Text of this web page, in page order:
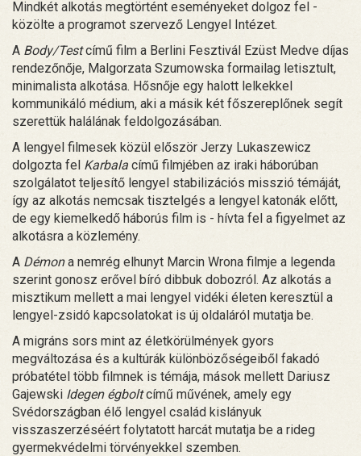
Mindkét alkotás megtörtént eseményeket dolgoz fel -
közölte a programot szervező Lengyel Intézet.
A Body/Testcímű film a Berlini Fesztivál Ezüst Medve díjas
rendezőnője, Malgorzata Szumowska formailag letisztult,
minimalista alkotása. Hősnője egy halott lelkekkel
kommunikáló médium, aki a másik két főszereplőnek segít
szerettük halálának feldolgozásában.
A lengyel filmesek közül először Jerzy Lukaszewicz
dolgozta fel Karbala című filmjében az iraki háborúban
szolgálatot teljesítő lengyel stabilizációs misszió témáját,
így az alkotás nemcsak tisztelgés a lengyel katonák előtt,
de egy kiemelkedő háborús film is - hívta fel a figyelmet az
alkotásra a közlemény.
A Démona nemrég elhunyt Marcin Wrona filmje a legenda
szerint gonosz erővel bíró dibbuk dobozról. Az alkotás a
misztikum mellett a mai lengyel vidéki életen keresztül a
lengyel-zsidó kapcsolatokat is új oldaláról mutatja be.
A migráns sors mint az életkörülmények gyors
megváltozása és a kultúrák különbözőségeiből fakadó
próbatétel több filmnek is témája, mások mellett Dariusz
Gajewski Idegen égboltcímű művének, amely egy
Svédországban élő lengyel család kislányuk
visszaszerzéséért folytatott harcát mutatja be a rideg
gyermekvédelmi törvényekkel szemben.